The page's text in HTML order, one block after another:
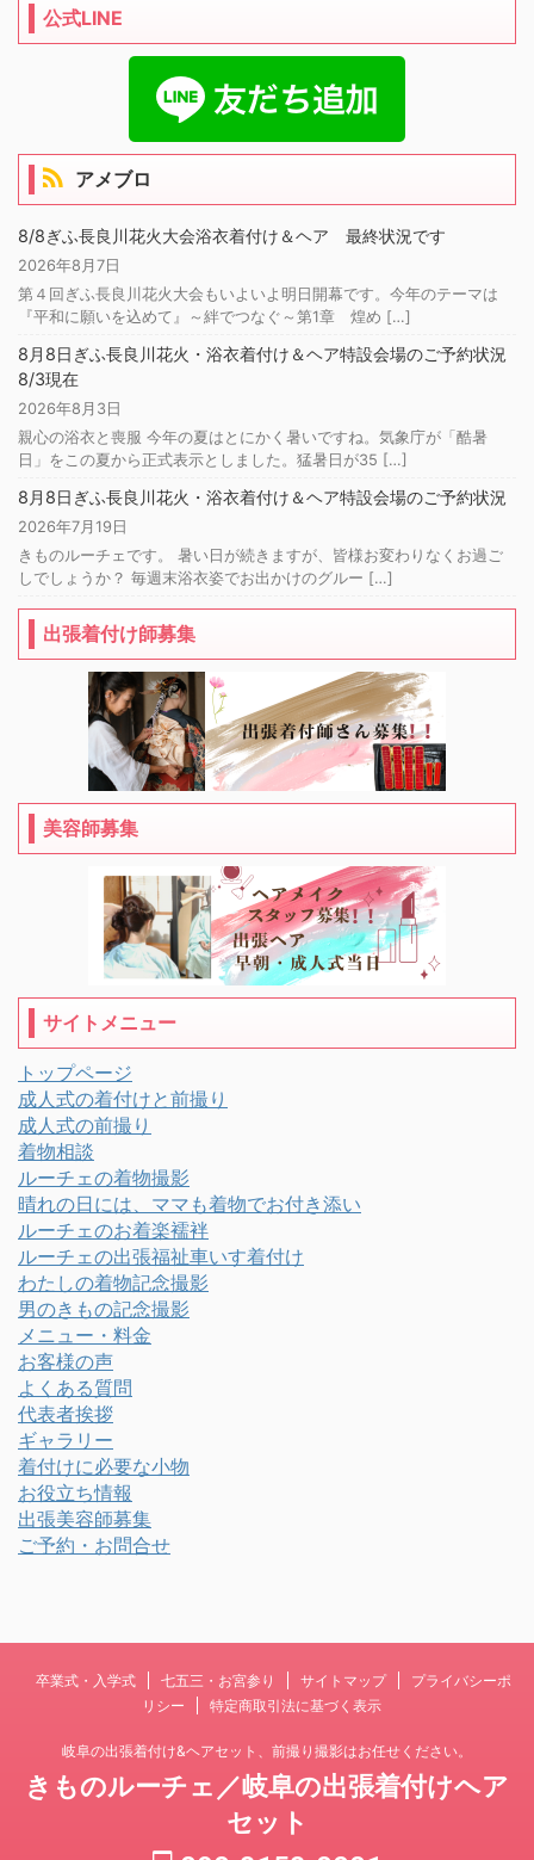
公式LINE
アメブロ
8/8ぎふ長良川花火大会浴衣着付け＆ヘア 最終状況です
2026年8月7日
第４回ぎふ長良川花火大会もいよいよ明日開幕です。今年のテーマは
『平和に願いを込めて』～絆でつなぐ～第1章 煌め […]
8月8日ぎふ長良川花火・浴衣着付け＆ヘア特設会場のご予約状況
8/3現在
2026年8月3日
親心の浴衣と喪服 今年の夏はとにかく暑いですね。気象庁が「酷暑
日」をこの夏から正式表示としました。猛暑日が35 […]
8月8日ぎふ長良川花火・浴衣着付け＆ヘア特設会場のご予約状況
2026年7月19日
きものルーチェです。 暑い日が続きますが、皆様お変わりなくお過ご
しでしょうか？ 毎週末浴衣姿でお出かけのグルー […]
出張着付け師募集
美容師募集
サイトメニュー
トップページ
成人式の着付けと前撮り
成人式の前撮り
着物相談
ルーチェの着物撮影
晴れの日には、ママも着物でお付き添い
ルーチェのお着楽襦袢
ルーチェの出張福祉車いす着付け
わたしの着物記念撮影
男のきもの記念撮影
メニュー・料金
お客様の声
よくある質問
代表者挨拶
ギャラリー
着付けに必要な小物
お役立ち情報
出張美容師募集
ご予約・お問合せ
卒業式・入学式 七五三・お宮参り サイトマップ
プライバシーポ
リシー
特定商取引法に基づく表示
岐阜の出張着付け&ヘアセット、前撮り撮影はお任せください。
きものルーチェ／岐阜の出張着付けヘア
セット